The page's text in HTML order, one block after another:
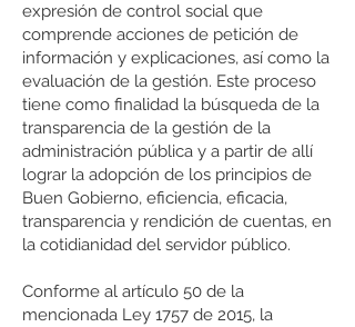
expresión de control social que
comprende acciones de petición de
información y explicaciones, así como la
evaluación de la gestión. Este proceso
tiene como finalidad la búsqueda de la
transparencia de la gestión de la
administración pública y a partir de allí
lograr la adopción de los principios de
Buen Gobierno, eficiencia, eficacia,
transparencia y rendición de cuentas, en
la cotidianidad del servidor público.
Conforme al artículo 50 de la
mencionada Ley 1757 de 2015, la